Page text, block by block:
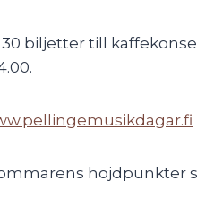
biljetter till
höjdpunkter